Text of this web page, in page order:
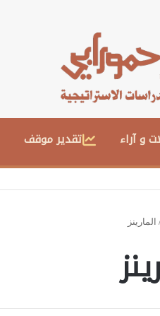
و آراء تقدير موقف
المارينز